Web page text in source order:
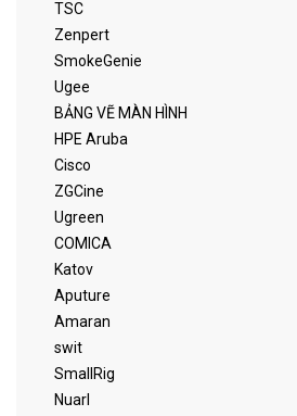
TSC
Zenpert
SmokeGenie
Ugee
BẢNG VẼ MÀN HÌNH
HPE Aruba
Cisco
ZGCine
Ugreen
COMICA
Katov
Aputure
Amaran
swit
SmallRig
Nuarl